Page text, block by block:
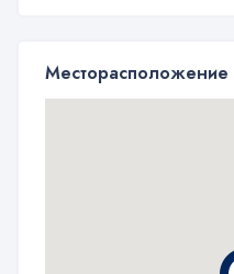
Месторасположение